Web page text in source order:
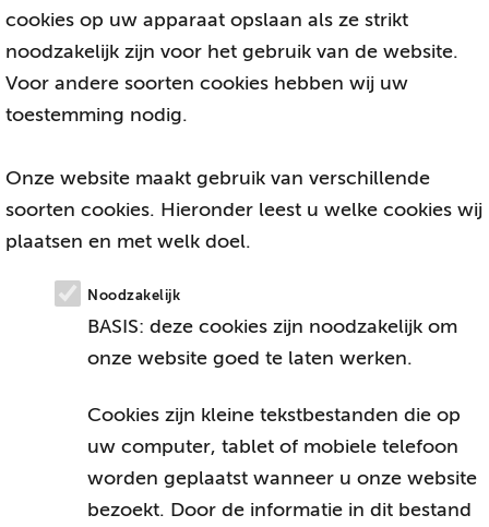
cookies op uw apparaat opslaan als ze strikt
noodzakelijk zijn voor het gebruik van de website.
Voor andere soorten cookies hebben wij uw
toestemming nodig.
Onze website maakt gebruik van verschillende
soorten cookies. Hieronder leest u welke cookies wij
plaatsen en met welk doel.
Noodzakelijk
BASIS: deze cookies zijn noodzakelijk om
onze website goed te laten werken.
Cookies zijn kleine tekstbestanden die op
uw computer, tablet of mobiele telefoon
worden geplaatst wanneer u onze website
bezoekt. Door de informatie in dit bestand